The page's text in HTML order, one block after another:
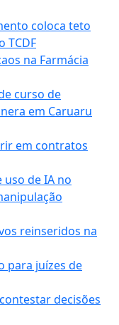
coloca teto
TCDF
na Farmácia
curso de
em Caruaru
em contratos
uso de IA no
reinseridos na
para juízes de
decisões